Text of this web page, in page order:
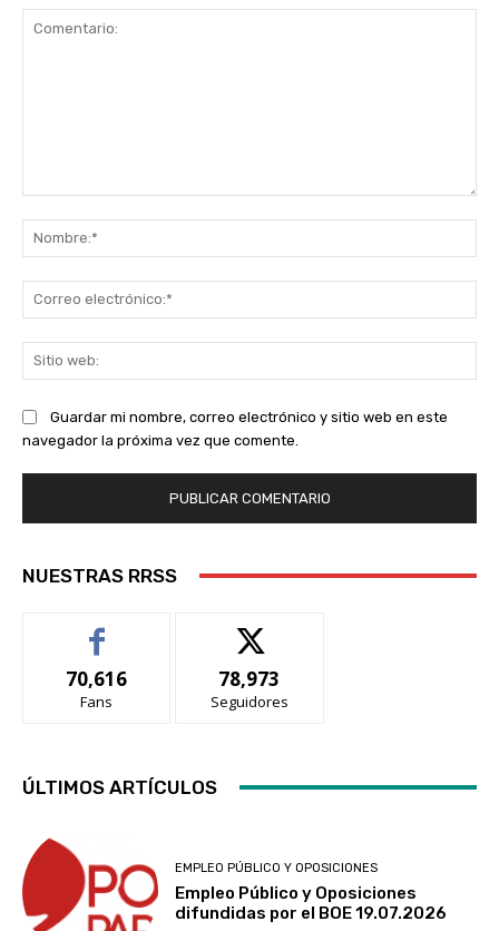
Guardar mi nombre, correo electrónico y sitio web en este
navegador la próxima vez que comente.
NUESTRAS RRSS
70,616
Fans
78,973
Seguidores
ÚLTIMOS ARTÍCULOS
EMPLEO PÚBLICO Y OPOSICIONES
Empleo Público y Oposiciones
difundidas por el BOE 19.07.2026